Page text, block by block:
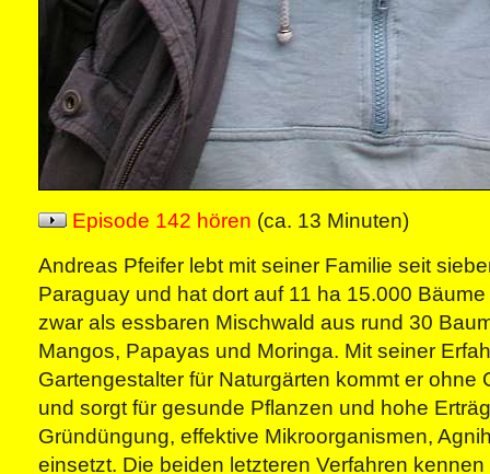
Episode 142 hören (ca. 13 Minuten)
Andreas Pfeifer lebt mit seiner Familie seit
Paraguay und hat dort auf 11 ha 15.000
zwar als essbaren Mischwald aus rund 30
Mangos, Papayas und Moringa. Mit seiner
Gartengestalter für Naturgärten kommt er ohne
und sorgt für gesunde Pflanzen und hohe
Gründüngung, effektive Mikroorganismen,
einsetzt. Die beiden letzteren Verfahren